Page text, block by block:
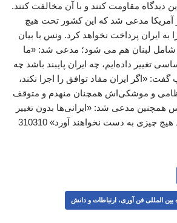
دیدگاه مقاومت کنند و با آن مخالفت کنند.
آمریکا مدعی شد که این کشور تحت هیچ
ایران پرداخت نخواهد کرد. ونس با بیان
شامل لبنان هم می شود؛ مدعی شد: «ما
تغییر داده‌ایم، چه ایران پایبند باشد چه
«اگر ایران مفاد توافق را اجرا نکند،
و موشکی‌اش همچنان منهدم و متوقف
همچنین مدعی شد: «ایرانی‌ها بدون تغییر
چیزی به دست نخواهند آورد» 310310
بین المللی فن آوری، ارتباطات و دانش